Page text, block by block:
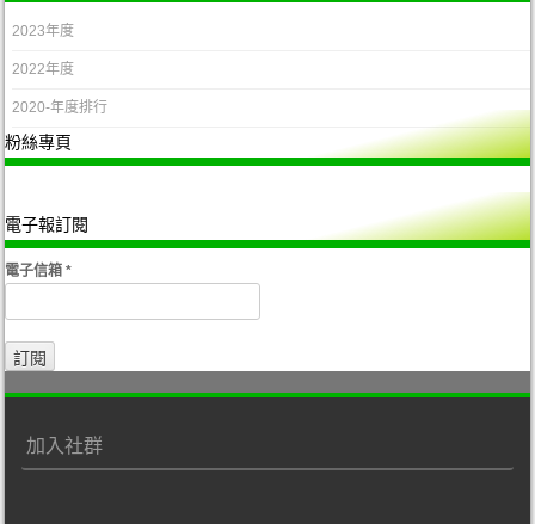
2023年度
2022年度
2020-年度排行
粉絲專頁
電子報訂閱
電子信箱*
加入社群